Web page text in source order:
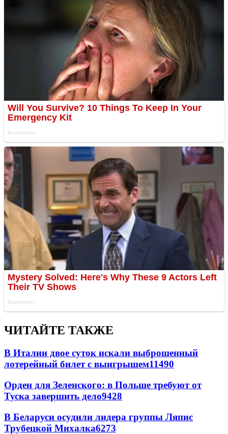
ЧИТАЙТЕ ТАКЖЕ
В Италии двое суток искали выброшенный
лотерейный билет с выигрышем11490
Орден для Зеленского: в Польше требуют от
Туска завершить дело9428
В Беларуси осудили лидера группы Ляпис
Трубецкой Михалка6273